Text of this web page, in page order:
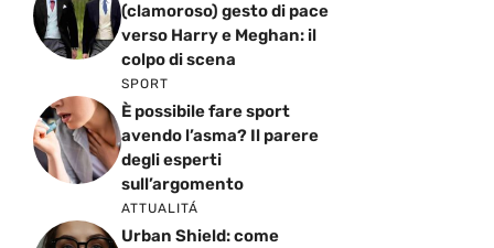
(clamoroso) gesto di pace
verso Harry e Meghan: il
colpo di scena
SPORT
È possibile fare sport
avendo l’asma? Il parere
degli esperti
sull’argomento
ATTUALITÁ
Urban Shield: come